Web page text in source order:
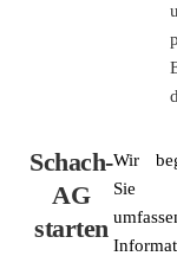
Schach-
AG
starten
Wir
Sie